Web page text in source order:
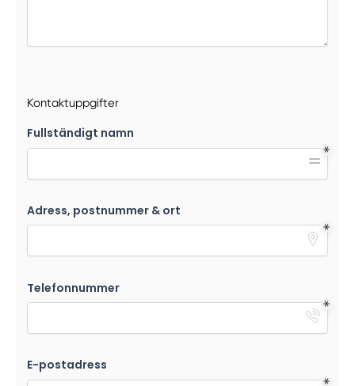
Kontaktuppgifter
Fullständigt namn
Adress, postnummer & ort
Telefonnummer
E-postadress